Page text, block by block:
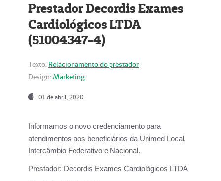
Prestador Decordis Exames
Cardiológicos LTDA
(51004347-4)
Texto: Relacionamento do prestador
Design: Marketing
01 de abril, 2020
Informamos o novo credenciamento para
atendimentos aos beneficiários da Unimed Local,
Intercâmbio Federativo e Nacional.
Prestador: Decordis Exames Cardiológicos LTDA